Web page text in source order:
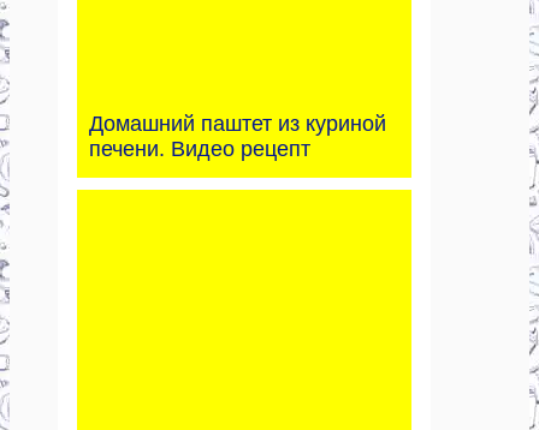
Домашний паштет из куриной
печени. Видео рецепт